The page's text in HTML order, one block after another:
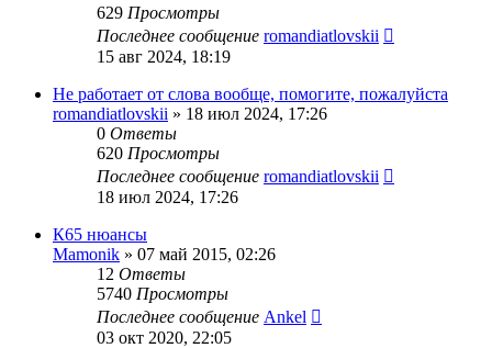
629 Просмотры
Последнее сообщение romandiatlovskii
15 авг 2024, 18:19
Не работает от слова вообще, помогите, пожалуйста
romandiatlovskii » 18 июл 2024, 17:26
0 Ответы
620 Просмотры
Последнее сообщение romandiatlovskii
18 июл 2024, 17:26
К65 нюансы
Mamonik » 07 май 2015, 02:26
12 Ответы
5740 Просмотры
Последнее сообщение Ankel
03 окт 2020, 22:05